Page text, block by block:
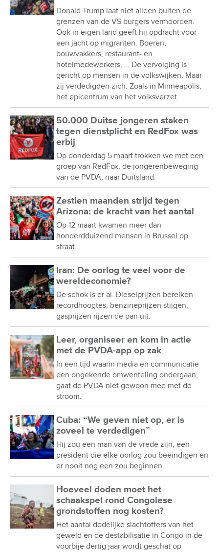
Donald Trump laat niet alleen buiten de
grenzen van de VS burgers vermoorden.
Ook in eigen land geeft hij opdracht voor
een jacht op migranten. Boeren,
bouwvakkers, restaurant- en
hotelmedewerkers, … De vervolging is
gericht op mensen in de volkswijken. Maar
zij verdedigden zich. Zoals in Minneapolis,
het epicentrum van het volksverzet.
50.000 Duitse jongeren staken
tegen dienstplicht en RedFox was
erbij
Op donderdag 5 maart trokken we met een
groep van RedFox, de jongerenbeweging
van de PVDA, naar Duitsland.
Zestien maanden strijd tegen
Arizona: de kracht van het aantal
Op 12 maart kwamen meer dan
honderdduizend mensen in Brussel op
straat.
Iran: De oorlog te veel voor de
wereldeconomie?
De schok is er al. Dieselprijzen bereiken
recordhoogtes, benzineprijzen stijgen,
gasprijzen rijzen de pan uit.
Leer, organiseer en kom in actie
met de PVDA-app op zak
In een tijd waarin media en communicatie
een ongekende omwenteling ondergaan,
gaat de PVDA niet gewoon mee met de
stroom.
Cuba: “We geven niet op, er is
zoveel te verdedigen”
Hij zou een man van de vrede zijn, een
president die elke oorlog zou beëindigen en
er nooit nog een zou beginnen.
Hoeveel doden moet het
schaakspel rond Congolese
grondstoffen nog kosten?
Het aantal dodelijke slachtoffers van het
geweld en de destabilisatie in Congo in de
voorbije dertig jaar wordt geschat op